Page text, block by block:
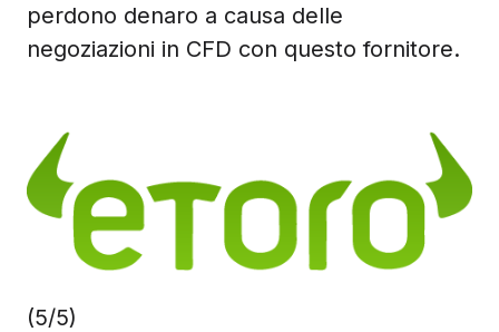
perdono denaro a causa delle
negoziazioni in CFD con questo fornitore.
(5/5)